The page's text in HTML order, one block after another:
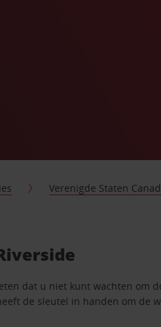
Verenigde Staten
dat u niet kunt wachten om
de sleutel in handen om de